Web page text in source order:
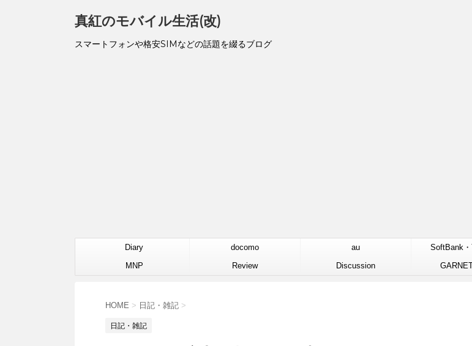
真紅のモバイル生活(改)
スマートフォンや格安SIMなどの話題を綴るブログ
Diary docomo au SoftBank
MNP
Review Discussion
HOME > 日記・雑記 >
日記・雑記